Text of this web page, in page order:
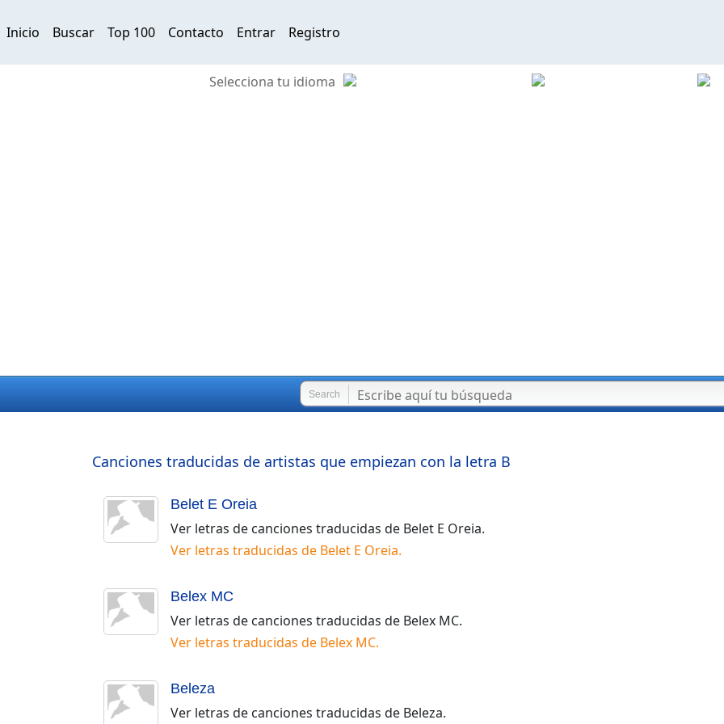
Inicio Buscar Top 100 Contacto Entrar Registro
Selecciona tu idioma
Search
Canciones traducidas de artistas que empiezan con la letra B
Belet E Oreia
Ver letras de canciones traducidas de Belet E Oreia.
Ver letras traducidas de Belet E Oreia.
Belex MC
Ver letras de canciones traducidas de Belex MC.
Ver letras traducidas de Belex MC.
Beleza
Ver letras de canciones traducidas de Beleza.